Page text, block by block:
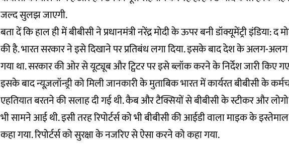
जल्द सुलझ जाएगी.
बता दें कि हाल ही में बीबीसी ने प्रधानमंत्री नरेंद्र मोदी के ऊपर बनी डॉक्यूमेंट्री इंडिया: द
की है. भारत सरकार ने इसे दिखाने पर प्रतिबंध लगा दिया. इसके बाद देश के अलग-अलग
गया था. सरकार की ओर से यूट्यूब और ट्विटर पर इसे ब्लॉक करने के निर्देश जारी किए
इसके बाद न्यूज़लॉन्ड्री को मिली जानकारी के मुताबिक भारत में कार्यरत बीबीसी के
एहतियात बरतने की सलाह दी गई थी. कैब और टैक्सियों से बीबीसी के स्टीकर और
भी सामने आई थी. इसी तरह रिपोर्टर्स को भी बीबीसी की आईडी वाला माइक के
कहा गया. रिपोर्टर्स को सुरक्षा के नजरिए से ऐसा करने को कहा गया.